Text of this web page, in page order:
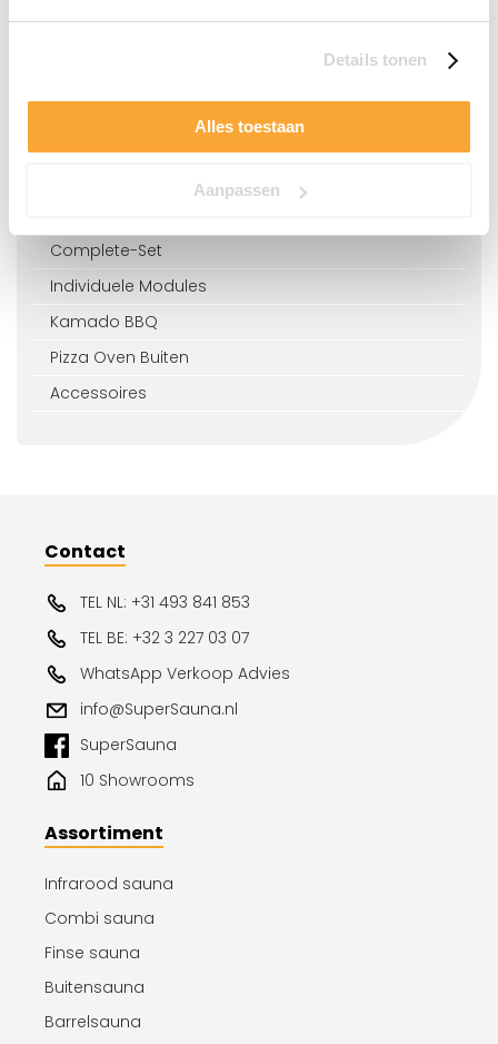
Details tonen
Alles toestaan
Aanpassen
Elektrische Hottub
Complete-Set
Individuele Modules
Kamado BBQ
Pizza Oven Buiten
Accessoires
Contact
TEL NL: +31 493 841 853
TEL BE: +32 3 227 03 07
WhatsApp Verkoop Advies
info@SuperSauna.nl
SuperSauna
10 Showrooms
Assortiment
Infrarood sauna
Combi sauna
Finse sauna
Buitensauna
Barrelsauna